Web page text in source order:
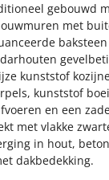
gebouwd
met
kunststof
kunststof
en een
met vlakke
in hout,
dakbedekking.